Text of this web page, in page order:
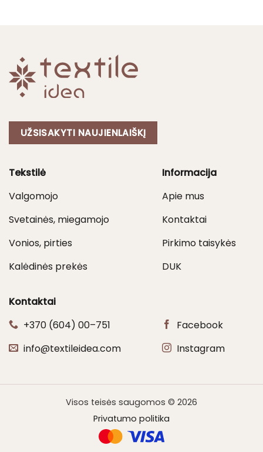
UŽSISAKYTI NAUJIENLAIŠKĮ
Tekstilė
Valgomojo
Svetainės, miegamojo
Vonios, pirties
Kalėdinės prekės
Informacija
Apie mus
Kontaktai
Pirkimo taisykės
DUK
Kontaktai
+370 (604) 00–751
info@textileidea.com
Facebook
Instagram
Visos teisės saugomos © 2026
Privatumo politika